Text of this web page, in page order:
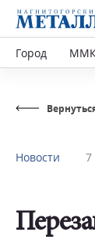
Город ММК
Новости 7